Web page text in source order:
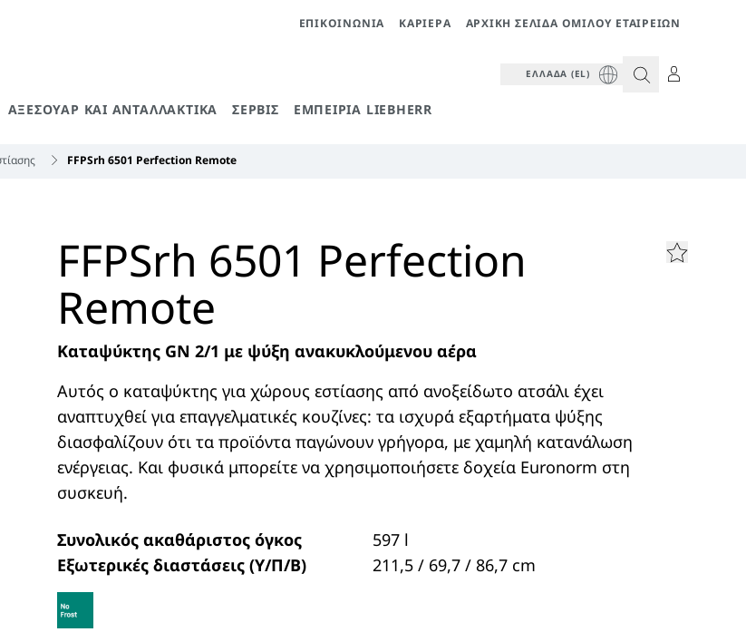
ΑΞΕΣΟΥΆΡ ΚΑΙ ΑΝΤΑΛΛΑΚΤΙΚΆ ΣΈΡΒΙΣ ΕΜΠΕΙΡΊΑ LIEBHERR
ΑΡΧΙΚΉ ΣΕΛΊΔΑ ΟΜΊΛΟΥ ΕΤΑΙΡΕΙΏΝ
ΚΑΡΙΈΡΑ
ΕΠΙΚΟΙΝΩΝΊΑ
ΕΛΛΆΔΑ (EL)
FFPSrh 6501 Perfection Remote
FFPSrh 6501 Perfection
Remote
Καταψύκτης GN 2/1 με ψύξη ανακυκλούμενου αέρα
Αυτός ο καταψύκτης για χώρους εστίασης από ανοξείδωτο ατσάλι έχει
αναπτυχθεί για επαγγελματικές κουζίνες: τα ισχυρά εξαρτήματα ψύξης
διασφαλίζουν ότι τα προϊόντα παγώνουν γρήγορα, με χαμηλή κατανάλωση
ενέργειας. Και φυσικά μπορείτε να χρησιμοποιήσετε δοχεία Euronorm στη
συσκευή.
Συνολικός ακαθάριστος όγκος 597 l
Εξωτερικές διαστάσεις (Υ/Π/Β)
211,5 / 69,7 / 86,7 cm